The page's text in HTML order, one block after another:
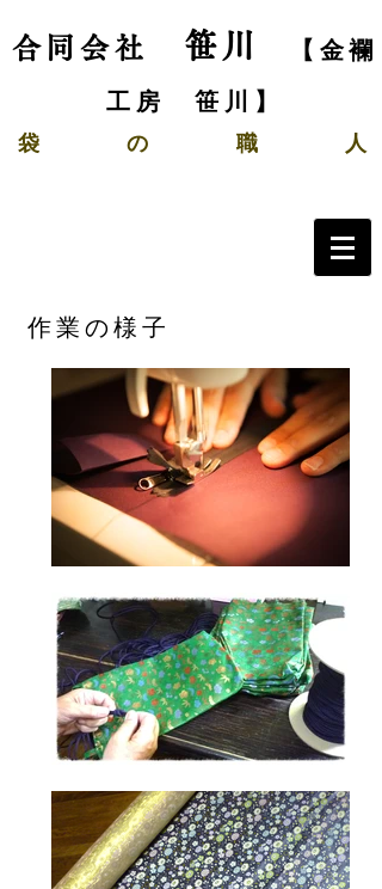
合同会社 笹川
【金襴
工房 笹川】
袋 の 職 人
作業の様子